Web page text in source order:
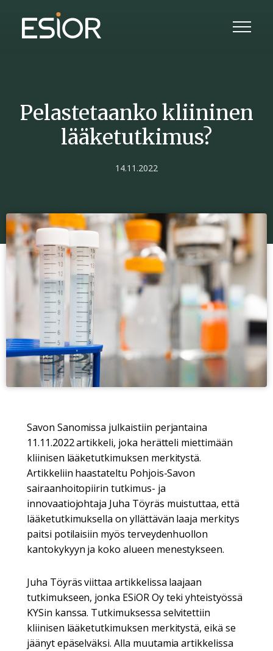
Pelastetaanko kliininen
lääketutkimus?
14.11.2022
Savon Sanomissa julkaistiin perjantaina
11.11.2022 artikkeli, joka herätteli miettimään
kliinisen lääketutkimuksen merkitystä.
Artikkeliin haastateltu Pohjois-Savon
sairaanhoitopiirin tutkimus- ja
innovaatiojohtaja Juha Töyräs muistuttaa, että
lääketutkimuksella on yllättävän laaja merkitys
paitsi potilaisiin myös terveydenhuollon
kantokykyyn ja koko alueen menestykseen.
Juha Töyräs viittaa artikkelissa laajaan
tutkimukseen, jonka ESiOR Oy teki yhteistyössä
KYSin kanssa. Tutkimuksessa selvitettiin
kliinisen lääketutkimuksen merkitystä, eikä se
jäänyt epäselväksi. Alla muutamia artikkelissa